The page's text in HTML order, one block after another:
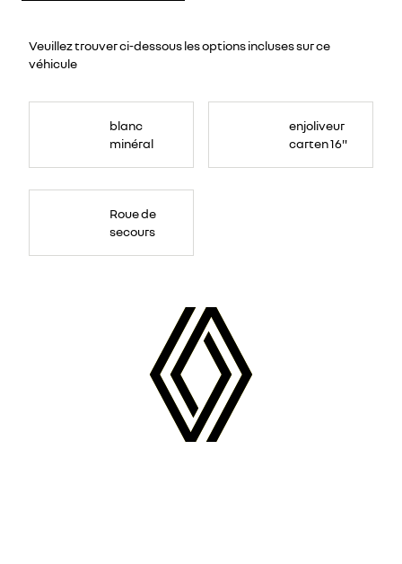
Veuillez trouver ci-dessous les options incluses sur ce
véhicule
blanc
minéral
enjoliveur
carten 16"
Roue de
secours